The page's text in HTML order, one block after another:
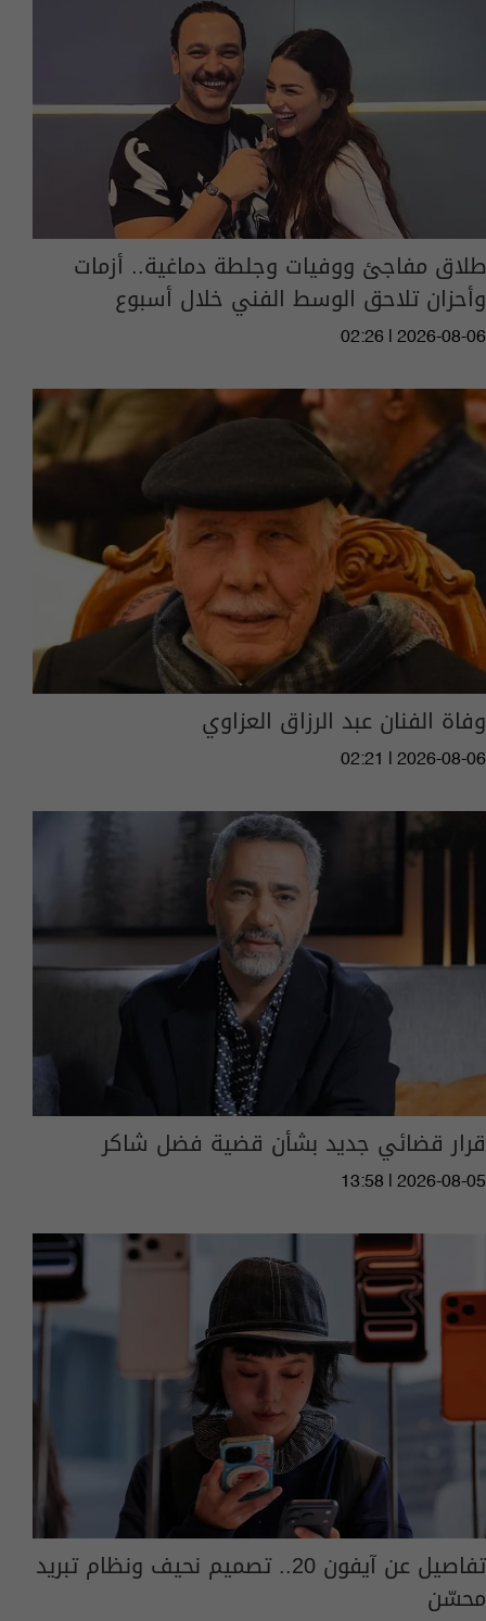
طلاق مفاجئ ووفيات وجلطة دماغية.. أزمات
وأحزان تلاحق الوسط الفني خلال أسبوع
02:26 | 2026-08-06
وفاة الفنان عبد الرزاق العزاوي
02:21 | 2026-08-06
قرار قضائي جديد بشأن قضية فضل شاكر
13:58 | 2026-08-05
تفاصيل عن آيفون 20.. تصميم نحيف ونظام تبريد
محسّن